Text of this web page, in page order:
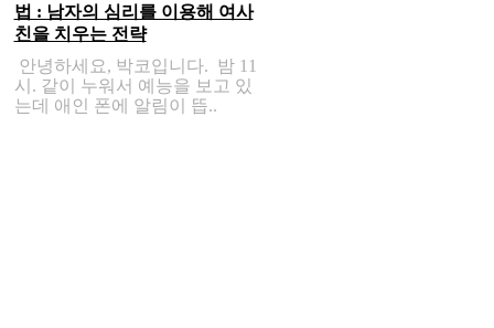
법 : 남자의 심리를 이용해 여사
친을 치우는 전략
안녕하세요, 박코입니다. 밤 11
시. 같이 누워서 예능을 보고 있
는데 애인 폰에 알림이 뜹..